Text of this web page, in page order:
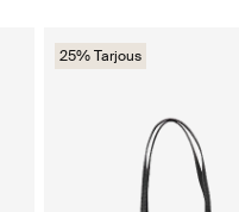
25% Tarjous